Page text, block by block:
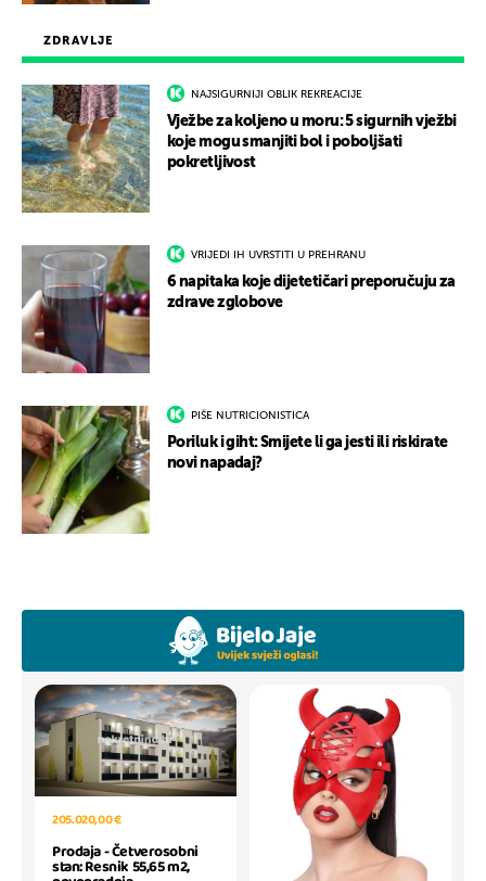
ZDRAVLJE
NAJSIGURNIJI OBLIK REKREACIJE
Vježbe za koljeno u moru: 5 sigurnih vježbi
koje mogu smanjiti bol i poboljšati
pokretljivost
VRIJEDI IH UVRSTITI U PREHRANU
6 napitaka koje dijetetičari preporučuju za
zdrave zglobove
PIŠE NUTRICIONISTICA
Poriluk i giht: Smijete li ga jesti ili riskirate
novi napadaj?
205.020,00 €
Prodaja - Četverosobni
stan: Resnik 55,65 m2,